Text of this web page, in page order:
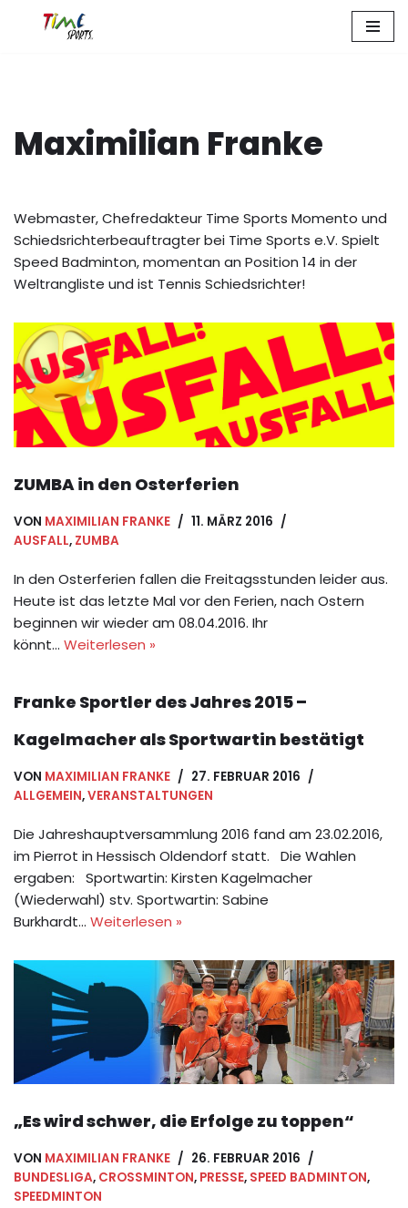
Maximilian Franke
Webmaster, Chefredakteur Time Sports Momento und
Schiedsrichterbeauftragter bei Time Sports e.V. Spielt
Speed Badminton, momentan an Position 14 in der
Weltrangliste und ist Tennis Schiedsrichter!
ZUMBA in den Osterferien
VON MAXIMILIAN FRANKE
11. MÄRZ 2016
AUSFALL, ZUMBA
In den Osterferien fallen die Freitagsstunden leider aus.
Heute ist das letzte Mal vor den Ferien, nach Ostern
beginnen wir wieder am 08.04.2016. Ihr
könnt… Weiterlesen »
Franke Sportler des Jahres 2015 –
Kagelmacher als Sportwartin bestätigt
VON MAXIMILIAN FRANKE
27. FEBRUAR 2016
ALLGEMEIN,VERANSTALTUNGEN
Die Jahreshauptversammlung 2016 fand am 23.02.2016,
im Pierrot in Hessisch Oldendorf statt. Die Wahlen
ergaben: Sportwartin: Kirsten Kagelmacher
(Wiederwahl) stv. Sportwartin: Sabine
Burkhardt… Weiterlesen »
„Es wird schwer, die Erfolge zu toppen“
VON MAXIMILIAN FRANKE
26. FEBRUAR 2016
BUNDESLIGA, CROSSMINTON, PRESSE, SPEED BADMINTON,
SPEEDMINTON